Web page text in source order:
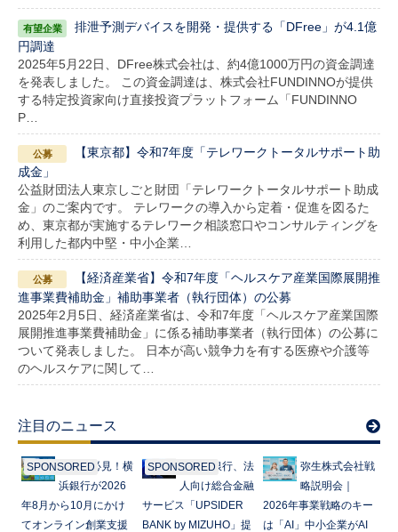
排泄予測デバイスを開発・提供する「DFree」が4.1億
円調達
2025年5月22日、DFree株式会社は、約4億1000万円の資金調達
を発表しました。 この資金調達は、株式会社FUNDINNOが提供
する特定投資家向け直接投資プラットフォーム「FUNDINNO
P…
【東京都】令和7年度「テレワークトータルサポート助
成金」
公益財団法人東京しごと財団「テレワークトータルサポート助成
金」のご案内です。 テレワークの導入から定着・促進を図るた
め、東京都が実施するテレワーク相談窓口やコンサルティングを
利用した都内中堅・中小企業…
【経済産業省】令和7年度「ヘルスケア産業国際展開推
進事業費補助金」補助事業者（執行団体）の公募
2025年2月5日、経済産業省は、令和7年度「ヘルスケア産業国際
展開推進事業費補助金」に係る補助事業者（執行団体）の公募に
ついて発表しました。 日本が高い競争力を有する医療や介護等
のヘルスケアに関して…
注目のニュース
SPONSORED起業家必見！横
浜銀行が2026
年8月から10月にかけ
てオンライン創業支援
SPONSOREDみずほ銀行、法
人向け総合金融
サービス「UPSIDER
BANK by MIZUHO」提
弥生株式会社戦
略説明会｜
2026年事業戦略のキー
は「AI」中小企業がAI